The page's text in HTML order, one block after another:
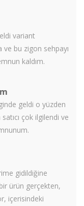
variant
bu zigon sehpayı
kaldım.
geldi o yüzden
çok ilgilendi ve
gidildiğine
ürün gerçekten,
içerisindeki